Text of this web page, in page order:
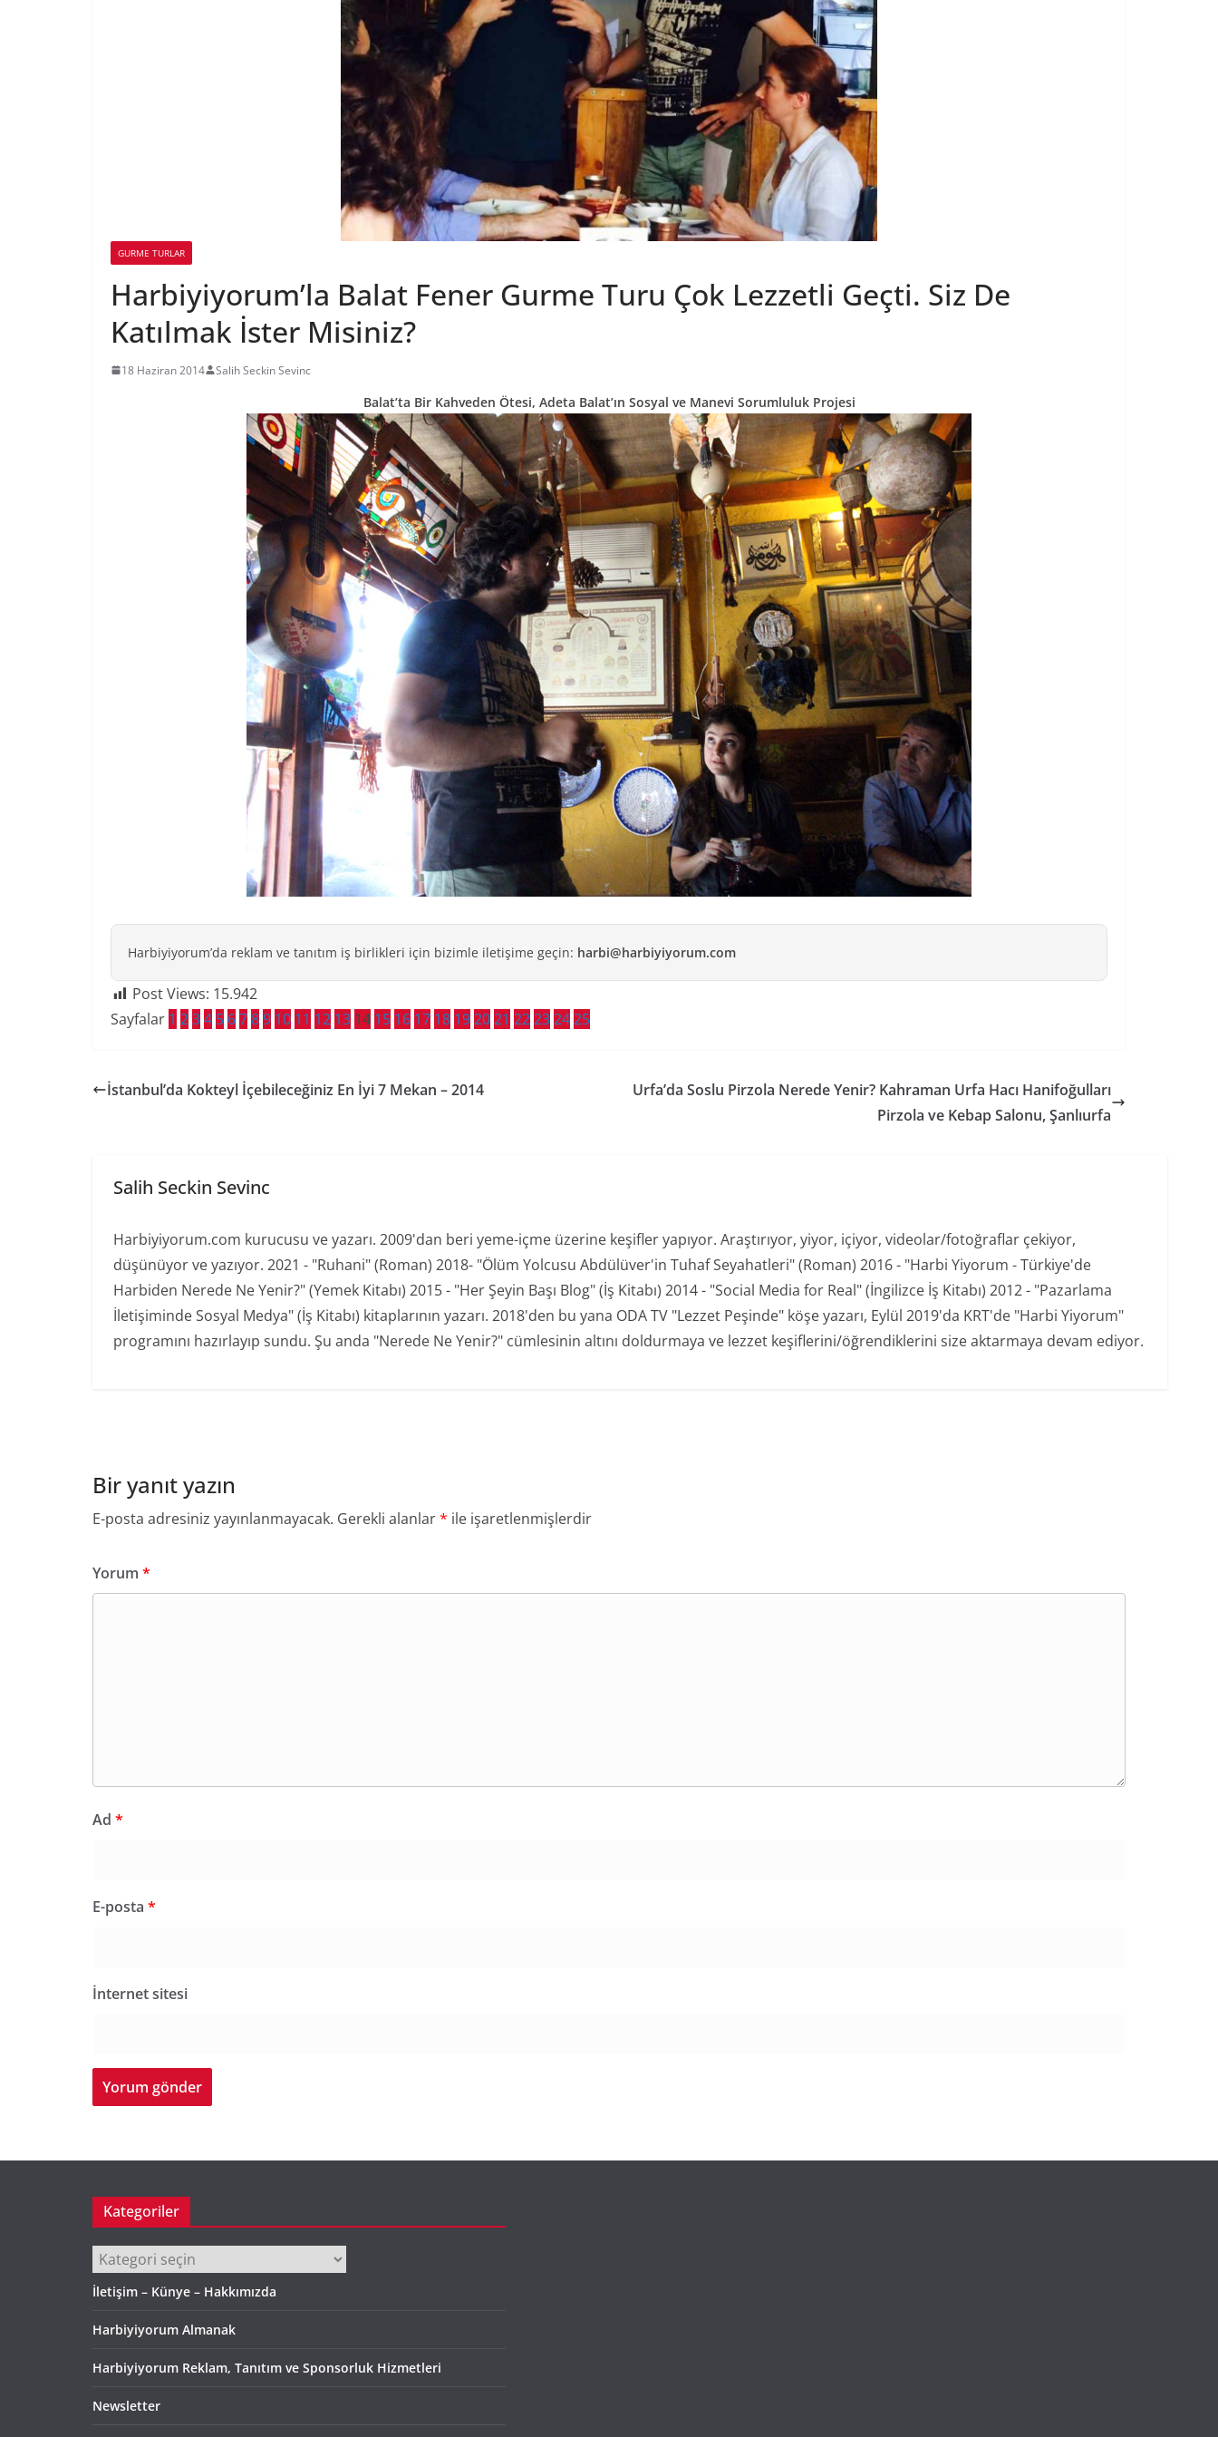
GURME TURLAR
Harbiyiyorum’la Balat Fener Gurme Turu Çok Lezzetli Geçti. Siz De
Katılmak İster Misiniz?
18 Haziran 2014 Salih Seckin Sevinc
Balat’ta Bir Kahveden Ötesi, Adeta Balat’ın Sosyal ve Manevi Sorumluluk Projesi
Harbiyiyorum’da reklam ve tanıtım iş birlikleri için bizimle iletişime geçin: harbi@harbiyiyorum.com
Post Views: 15.942
Sayfalar 1 234 5 6789 10 11 12 13 14 15 16 17 18 192021 22232425
İstanbul’da Kokteyl İçebileceğiniz En İyi 7 Mekan – 2014
Urfa’da Soslu Pirzola Nerede Yenir? Kahraman Urfa Hacı Hanifoğulları
Pirzola ve Kebap Salonu, Şanlıurfa
Salih Seckin Sevinc
Harbiyiyorum.com kurucusu ve yazarı. 2009'dan beri yeme-içme üzerine keşifler yapıyor. Araştırıyor, yiyor, içiyor, videolar/fotoğraflar çekiyor,
düşünüyor ve yazıyor. 2021 - "Ruhani" (Roman) 2018- "Ölüm Yolcusu Abdülüver'in Tuhaf Seyahatleri" (Roman) 2016 - "Harbi Yiyorum - Türkiye'de
Harbiden Nerede Ne Yenir?" (Yemek Kitabı) 2015 - "Her Şeyin Başı Blog" (İş Kitabı) 2014 - "Social Media for Real" (İngilizce İş Kitabı) 2012 - "Pazarlama
İletişiminde Sosyal Medya" (İş Kitabı) kitaplarının yazarı. 2018'den bu yana ODA TV "Lezzet Peşinde" köşe yazarı, Eylül 2019'da KRT'de "Harbi Yiyorum"
programını hazırlayıp sundu. Şu anda "Nerede Ne Yenir?" cümlesinin altını doldurmaya ve lezzet keşiflerini/öğrendiklerini size aktarmaya devam ediyor.
Bir yanıt yazın
E-posta adresiniz yayınlanmayacak. Gerekli alanlar* ile işaretlenmişlerdir
Yorum *
Ad *
E-posta *
İnternet sitesi
Kategoriler
Kategoriler
İletişim – Künye – Hakkımızda
Harbiyiyorum Almanak
Harbiyiyorum Reklam, Tanıtım ve Sponsorluk Hizmetleri
Newsletter